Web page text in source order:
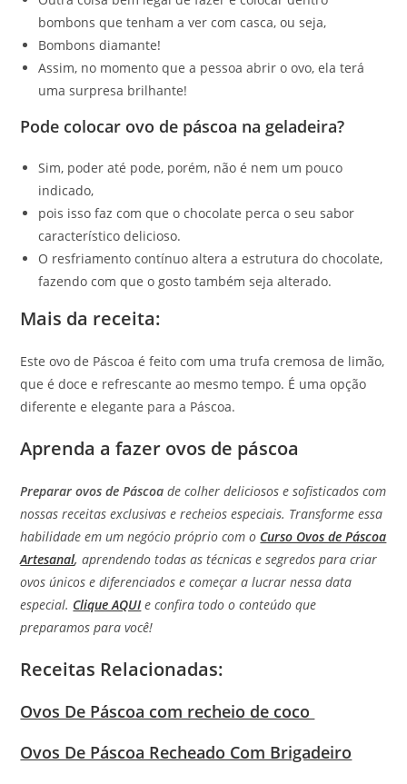
bombons que tenham a ver com casca, ou seja,
Bombons diamante!
Assim, no momento que a pessoa abrir o ovo, ela terá
uma surpresa brilhante!
Pode colocar ovo de páscoa na geladeira?
Sim, poder até pode, porém, não é nem um pouco
indicado,
pois isso faz com que o chocolate perca o seu sabor
característico delicioso.
O resfriamento contínuo altera a estrutura do chocolate,
fazendo com que o gosto também seja alterado.
Mais da receita:
Este ovo de Páscoa é feito com uma trufa cremosa de limão,
que é doce e refrescante ao mesmo tempo. É uma opção
diferente e elegante para a Páscoa.
Aprenda a fazer ovos de páscoa
Preparar ovos de Páscoade colher deliciosos e sofisticados com
nossas receitas exclusivas e recheios especiais. Transforme essa
habilidade em um negócio próprio com o Curso Ovos de Páscoa
Artesanal, aprendendo todas as técnicas e segredos para criar
ovos únicos e diferenciados e começar a lucrar nessa data
especial. Clique AQUI e confira todo o conteúdo que
preparamos para você!
Receitas Relacionadas:
Ovos De Páscoa com recheio de coco
Ovos De Páscoa Recheado Com Brigadeiro